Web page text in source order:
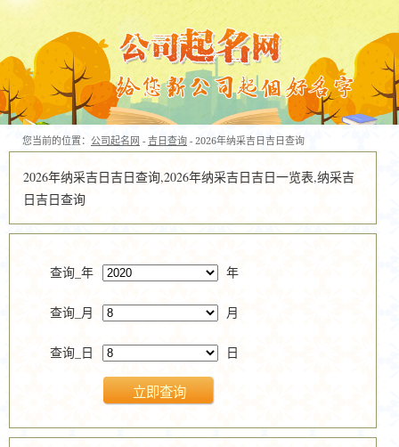
您当前的位置： 公司起名网 - 吉日查询 - 2026年纳采吉日吉日查询
2026年纳采吉日吉日查询,2026年纳采吉日吉日一览表,纳采吉
日吉日查询
查询_年 年
查询_月 月
查询_日 日